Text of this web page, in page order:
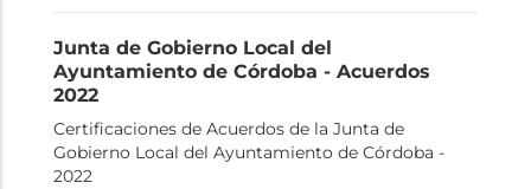
Junta de Gobierno Local del
Ayuntamiento de Córdoba - Acuerdos
2022
Certificaciones de Acuerdos de la Junta de
Gobierno Local del Ayuntamiento de Córdoba -
2022